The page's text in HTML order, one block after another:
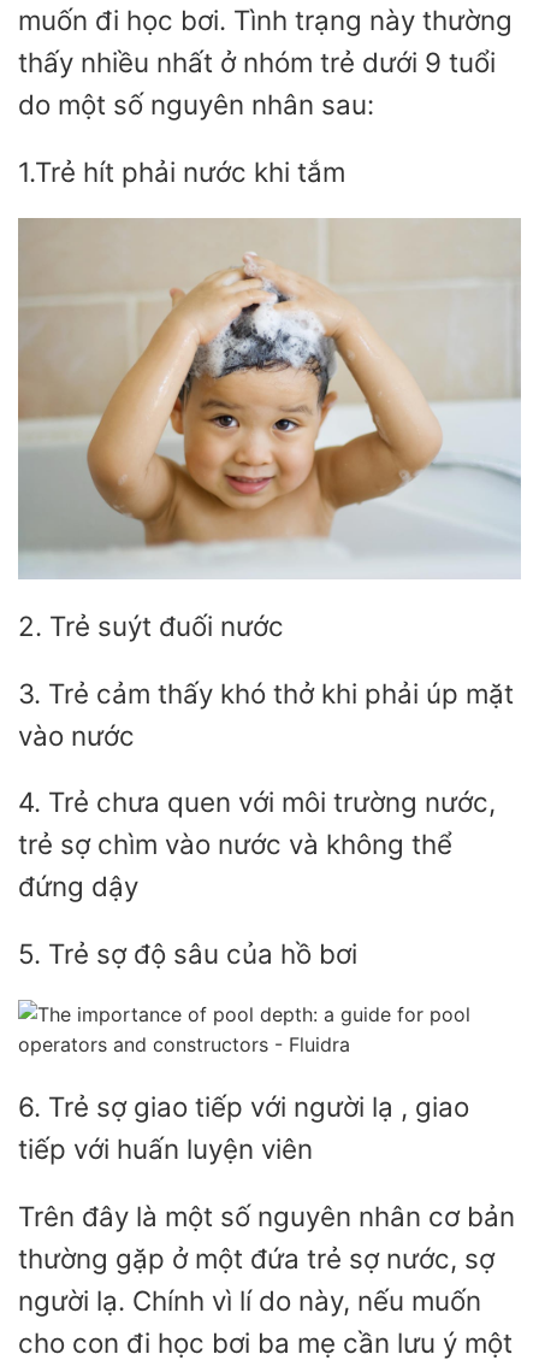
muốn đi học bơi. Tình trạng này thường
thấy nhiều nhất ở nhóm trẻ dưới 9 tuổi
do một số nguyên nhân sau:
1.Trẻ hít phải nước khi tắm
2. Trẻ suýt đuối nước
3. Trẻ cảm thấy khó thở khi phải úp mặt
vào nước
4. Trẻ chưa quen với môi trường nước,
trẻ sợ chìm vào nước và không thể
đứng dậy
5. Trẻ sợ độ sâu của hồ bơi
6. Trẻ sợ giao tiếp với người lạ , giao
tiếp với huấn luyện viên
Trên đây là một số nguyên nhân cơ bản
thường gặp ở một đứa trẻ sợ nước, sợ
người lạ. Chính vì lí do này, nếu muốn
cho con đi học bơi ba mẹ cần lưu ý một